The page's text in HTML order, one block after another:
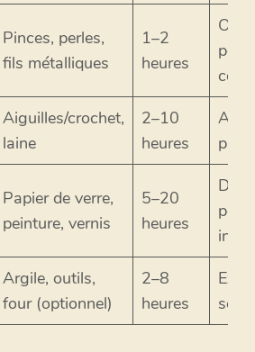
Pinces, perles,
fils métalliques
1–2
heures
Aiguilles/crochet,
laine
2–10
heures
Papier de verre,
peinture, vernis
5–20
heures
Argile, outils,
four (optionnel)
2–8
heures